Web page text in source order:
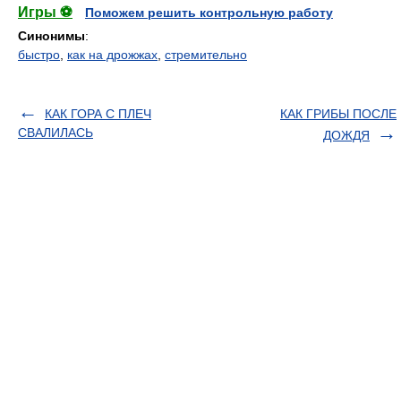
Игры ⚽
Поможем решить контрольную работу
Синонимы:
быстро как на дрожжах стремительно
КАК ГОРА С ПЛЕЧ
СВАЛИЛАСЬ
КАК ГРИБЫ ПОСЛЕ
ДОЖДЯ